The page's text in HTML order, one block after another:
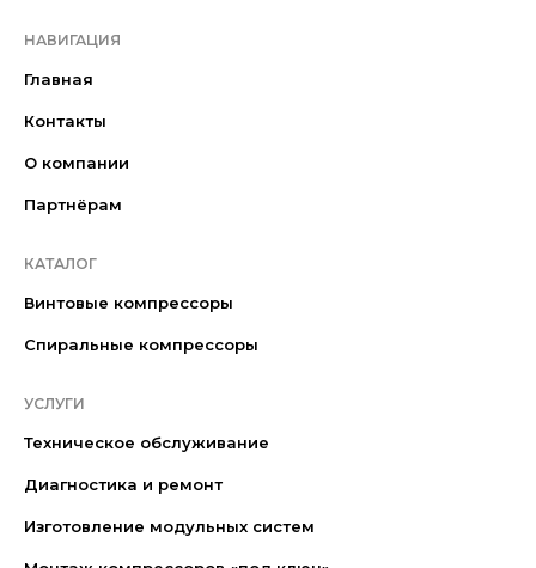
НАВИГАЦИЯ
Главная
Контакты
О компании
Партнёрам
КАТАЛОГ
Винтовые компрессоры
Спиральные компрессоры
УСЛУГИ
Техническое обслуживание
Диагностика и ремонт
Изготовление модульных систем